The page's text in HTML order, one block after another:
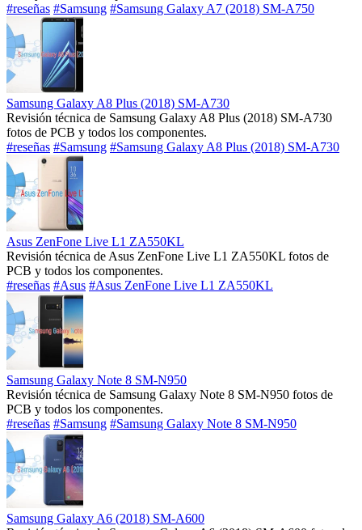
#reseñas #Samsung #Samsung Galaxy A7 (2018) SM-A750
Samsung Galaxy A8 Plus (2018) SM-A730
Revisión técnica de Samsung Galaxy A8 Plus (2018) SM-A730
fotos de PCB y todos los componentes.
#reseñas #Samsung #Samsung Galaxy A8 Plus (2018) SM-A730
Asus ZenFone Live L1 ZA550KL
Revisión técnica de Asus ZenFone Live L1 ZA550KL fotos de
PCB y todos los componentes.
#reseñas #Asus #Asus ZenFone Live L1 ZA550KL
Samsung Galaxy Note 8 SM-N950
Revisión técnica de Samsung Galaxy Note 8 SM-N950 fotos de
PCB y todos los componentes.
#reseñas #Samsung #Samsung Galaxy Note 8 SM-N950
Samsung Galaxy A6 (2018) SM-A600